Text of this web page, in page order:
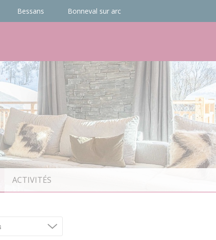
Bessans Bonneval sur arc
ACTIVITÉS